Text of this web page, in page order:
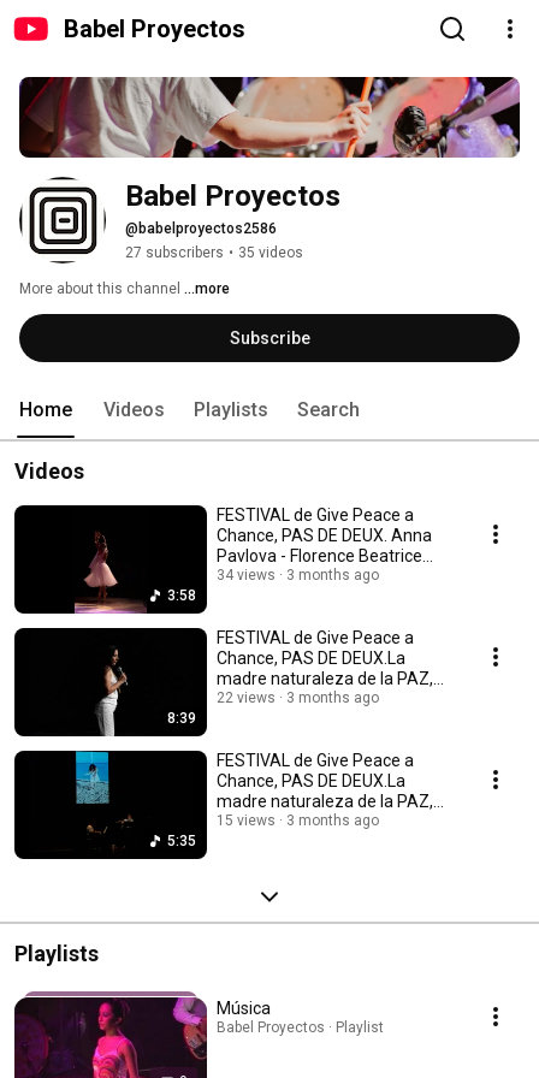
Babel Proyectos
Babel Proyectos
@babelproyectos2586
27 subscribers • 35 videos
More about this channel ...more
Subscribe
Home Videos Playlists Search
Videos
3:58
FESTIVAL de Give Peace a
Chance, PAS DE DEUX. Anna
Pavlova - Florence Beatrice
Price.
34 views 3 months ago
8:39
FESTIVAL de Give Peace a
Chance, PAS DE DEUX.La
madre naturaleza de la PAZ,
2025.Mtra. Erika Cámara.
22 views 3 months ago
5:35
FESTIVAL de Give Peace a
Chance, PAS DE DEUX.La
madre naturaleza de la PAZ,
2025.Mtra. Eunice Gómez.
15 views 3 months ago
Playlists
Música
Babel Proyectos · Playlist